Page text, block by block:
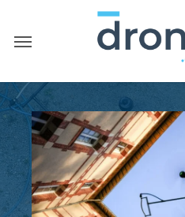
principal
Menu